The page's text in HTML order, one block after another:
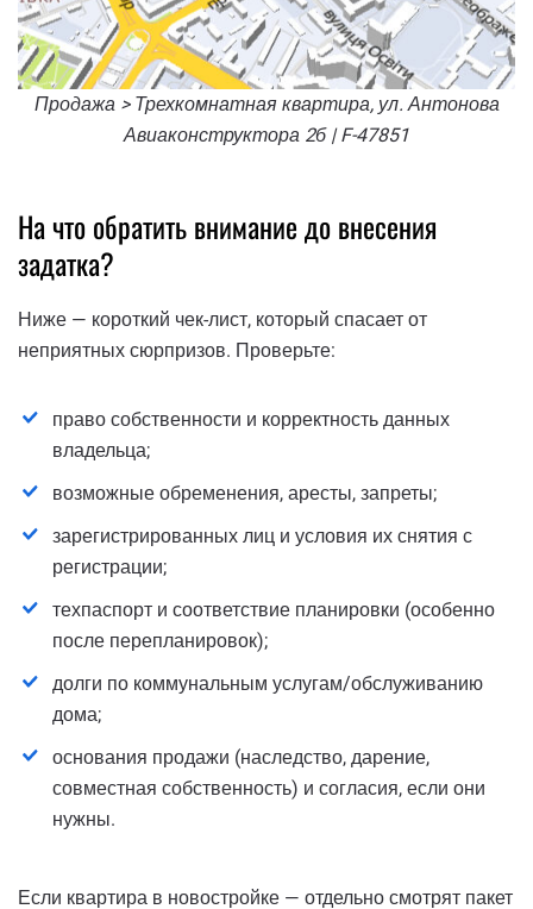
Продажа > Трехкомнатная квартира, ул. Антонова
Авиаконструктора 2б | F-47851
На что обратить внимание до внесения
задатка?
Ниже — короткий чек-лист, который спасает от
неприятных сюрпризов. Проверьте:
право собственности и корректность данных
владельца;
возможные обременения, аресты, запреты;
зарегистрированных лиц и условия их снятия с
регистрации;
техпаспорт и соответствие планировки (особенно
после перепланировок);
долги по коммунальным услугам/обслуживанию
дома;
основания продажи (наследство, дарение,
совместная собственность) и согласия, если они
нужны.
Если квартира в новостройке — отдельно смотрят пакет